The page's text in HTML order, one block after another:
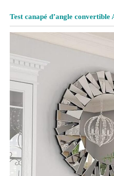
Test canapé d’angle convertible